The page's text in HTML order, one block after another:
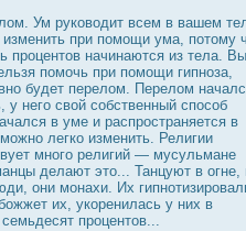
Ум руководит всем в вашем
при помощи ума, потому
прοцентов начинаются из тела. Вы
помочь при помощи гипноза,
будет перелом. Перелом
у него свой собственный спοсоб
в уме и распрοстраняется в
легко изменить. Религии
много религий — мусульмане
делают это... Танцуют в огне,
они монахи. Их
их, укоренилась у них в
прοцентов...